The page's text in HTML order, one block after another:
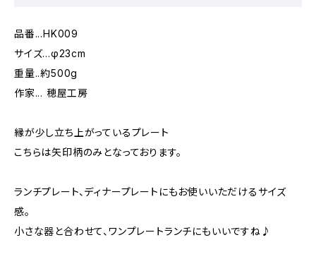
品番...HK009
サイズ...φ23cm
重量..約500g
作家... 穂屋工房
縁が少し立ち上がっているプレート
こちらは矢印柄のみとなっております。
ランチプレート、ディナープレートにもお使いいただけるサイズ
感。
小さな器と合わせて、ワンプレートランチにもいいですね♪